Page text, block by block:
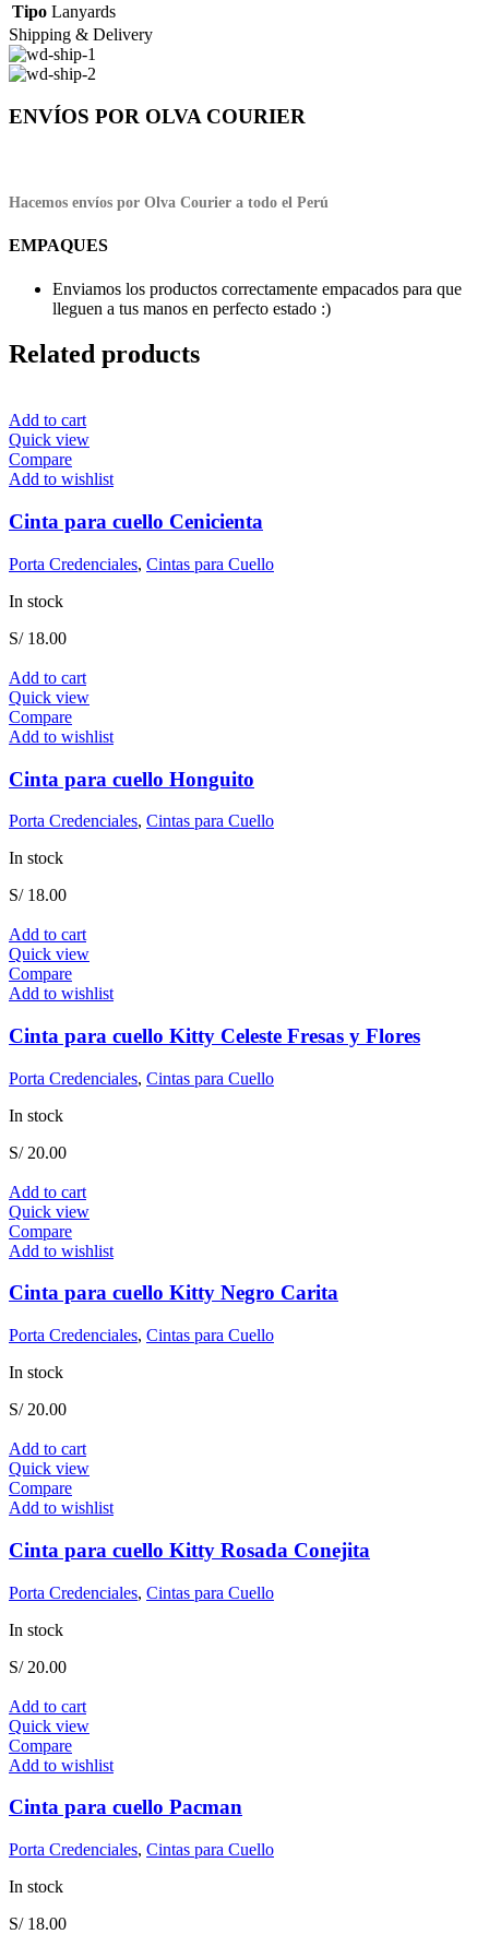
Tipo Lanyards
Shipping & Delivery
ENVÍOS POR OLVA COURIER
Hacemos envíos por Olva Courier a todo el Perú
EMPAQUES
Enviamos los productos correctamente empacados para que
lleguen a tus manos en perfecto estado :)
Related products
Add to cart
Quick view
Compare
Add to wishlist
Cinta para cuello Cenicienta
Porta Credenciales, Cintas para Cuello
In stock
S/18.00
Add to cart
Quick view
Compare
Add to wishlist
Cinta para cuello Honguito
Porta Credenciales, Cintas para Cuello
In stock
S/18.00
Add to cart
Quick view
Compare
Add to wishlist
Cinta para cuello Kitty Celeste Fresas y Flores
Porta Credenciales, Cintas para Cuello
In stock
S/20.00
Add to cart
Quick view
Compare
Add to wishlist
Cinta para cuello Kitty Negro Carita
Porta Credenciales, Cintas para Cuello
In stock
S/20.00
Add to cart
Quick view
Compare
Add to wishlist
Cinta para cuello Kitty Rosada Conejita
Porta Credenciales, Cintas para Cuello
In stock
S/20.00
Add to cart
Quick view
Compare
Add to wishlist
Cinta para cuello Pacman
Porta Credenciales, Cintas para Cuello
In stock
S/18.00